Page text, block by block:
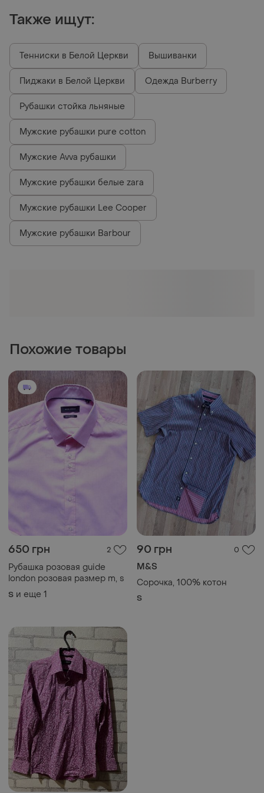
Также ищут:
Тенниски в Белой Церкви Вышиванки
Пиджаки в Белой Церкви Одежда Burberry
Рубашки стойка льняные
Мужские рубашки pure cotton
Мужские Avva рубашки
Мужские рубашки белые zara
Мужские рубашки Lee Cooper
Мужские рубашки Barbour
Рубашка розовая guide
london розовая размер m, s
и еще
90 грн
M&S
Сорочка, 100% котон
S
50 грн 0
75 грн -34%
Мужская рубашка идеал
XS и еще 1